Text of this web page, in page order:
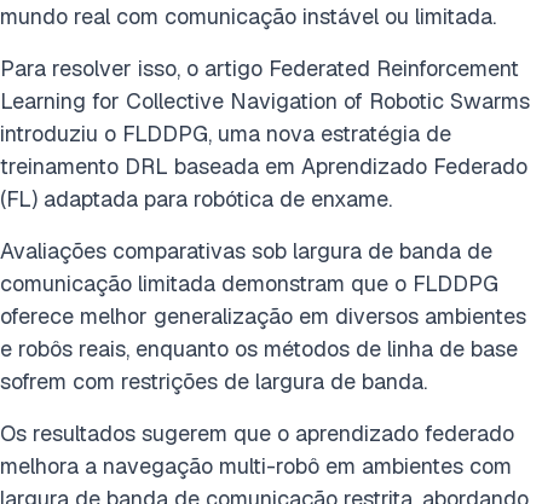
mundo real com comunicação instável ou limitada.
Para resolver isso, o artigo Federated Reinforcement
Learning for Collective Navigation of Robotic Swarms
introduziu o FLDDPG, uma nova estratégia de
treinamento DRL baseada em Aprendizado Federado
(FL) adaptada para robótica de enxame.
Avaliações comparativas sob largura de banda de
comunicação limitada demonstram que o FLDDPG
oferece melhor generalização em diversos ambientes
e robôs reais, enquanto os métodos de linha de base
sofrem com restrições de largura de banda.
Os resultados sugerem que o aprendizado federado
melhora a navegação multi-robô em ambientes com